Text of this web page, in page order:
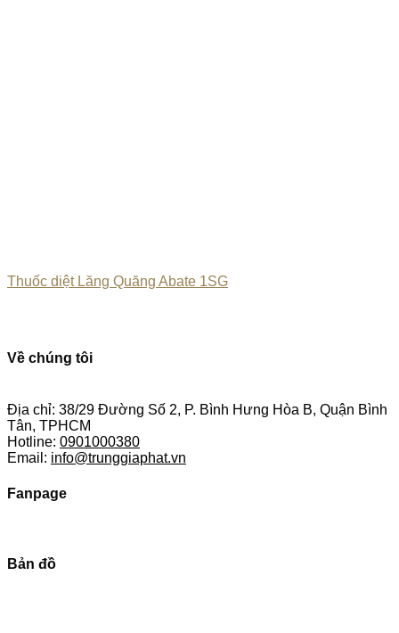
Thuốc diệt Lăng Quăng Abate 1SG
Về chúng tôi
Địa chỉ: 38/29 Đường Số 2, P. Bình Hưng Hòa B, Quận Bình
Tân, TPHCM
Hotline: 0901000380
Email: info@trunggiaphat.vn
Fanpage
Bản đồ